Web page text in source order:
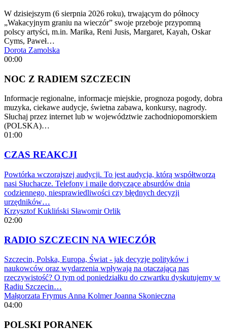
W dzisiejszym (6 sierpnia 2026 roku), trwającym do północy
„Wakacyjnym graniu na wieczór” swoje przeboje przypomną
polscy artyści, m.in. Marika, Reni Jusis, Margaret, Kayah, Oskar
Cyms, Paweł…
Dorota Zamolska
00:00
NOC Z RADIEM SZCZECIN
Informacje regionalne, informacje miejskie, prognoza pogody, dobra
muzyka, ciekawe audycje, świetna zabawa, konkursy, nagrody.
Słuchaj przez internet lub w województwie zachodniopomorskiem
(POLSKA)…
01:00
CZAS REAKCJI
Powtórka wczorajszej audycji. To jest audycja, którą współtworzą
nasi Słuchacze. Telefony i maile dotyczące absurdów dnia
codziennego, niesprawiedliwości czy błędnych decyzji
urzędników…
Krzysztof Kukliński Sławomir Orlik
02:00
RADIO SZCZECIN NA WIECZÓR
Szczecin, Polska, Europa, Świat - jak decyzje polityków i
naukowców oraz wydarzenia wpływają na otaczającą nas
rzeczywistość? O tym od poniedziałku do czwartku dyskutujemy w
Radiu Szczecin…
Małgorzata Frymus Anna Kolmer Joanna Skonieczna
04:00
POLSKI PORANEK